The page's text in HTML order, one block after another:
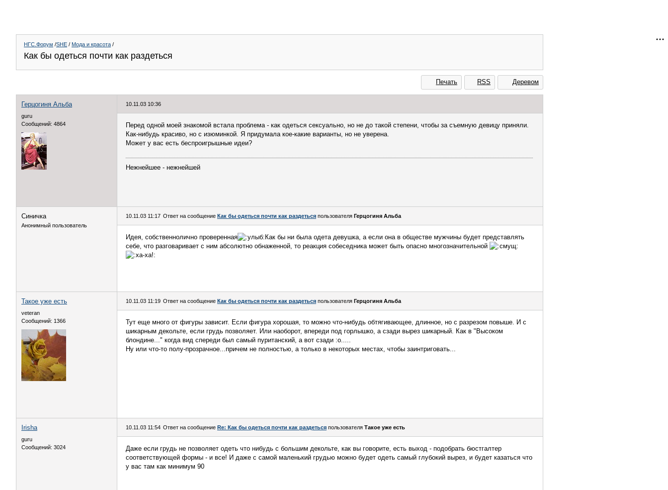
НГС.Форум /SHE / Мода и красота /
Как бы одеться почти как раздеться
Печать RSS Деревом
Герцогиня Альба
guru
Сообщений: 4864
10.11.03 10:36
Перед одной моей знакомой встала проблема - как одеться сексуально, но не до такой степени, чтобы за съемную девицу приняли.
Как-нибудь красиво, но с изюминкой. Я придумала кое-какие варианты, но не уверена.
Может у вас есть беспроигрышные идеи?
Нежнейшее - нежнейшей
Синичка
Анонимный пользователь
10.11.03 11:17 Ответ на сообщение Как бы одеться почти как раздеться пользователя Герцогиня Альба
Идея, собственнолично проверенная
Как бы ни была одета девушка, а если она в обществе мужчины будет представлять
себе, что разговаривает с ним абсолютно обнаженной, то реакция собеседника может быть опасно многозначительной
Такое уже есть
veteran
Сообщений: 1366
10.11.03 11:19 Ответ на сообщение Как бы одеться почти как раздеться пользователя Герцогиня Альба
Тут еще много от фигуры зависит. Если фигура хорошая, то можно что-нибудь обтягивающее, длинное, но с разрезом повыше. И с
шикарным декольте, если грудь позволяет. Или наоборот, впереди под горлышко, а сзади вырез шикарный. Как в "Высоком
блондине..." когда вид спереди был самый пуританский, а вот сзади :o.....
Ну или что-то полу-прозрачное...причем не полностью, а только в некоторых местах, чтобы заинтриговать...
Irisha
guru
Сообщений: 3024
10.11.03 11:54 Ответ на сообщение Re: Как бы одеться почти как раздеться пользователя Такое уже есть
Даже если грудь не позволяет одеть что нибудь с большим декольте, как вы говорите, есть выход - подобрать бюстгалтер
соответствующей формы - и все! И даже с самой маленький грудью можно будет одеть самый глубокий вырез, и будет казаться что
у вас там как минимум 90